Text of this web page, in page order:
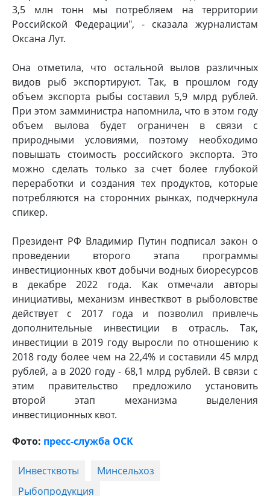
3,5 млн тонн мы потребляем на территории
Российской Федерации", - сказала журналистам
Оксана Лут.
Она отметила, что остальной вылов различных
видов рыб экспортируют. Так, в прошлом году
объем экспорта рыбы составил 5,9 млрд рублей.
При этом замминистра напомнила, что в этом году
объем вылова будет ограничен в связи с
природными условиями, поэтому необходимо
повышать стоимость российского экспорта. Это
можно сделать только за счет более глубокой
переработки и создания тех продуктов, которые
потребляются на сторонних рынках, подчеркнула
спикер.
Президент РФ Владимир Путин подписал закон о
проведении второго этапа программы
инвестиционных квот добычи водных биоресурсов
в декабре 2022 года. Как отмечали авторы
инициативы, механизм инвестквот в рыболовстве
действует с 2017 года и позволил привлечь
дополнительные инвестиции в отрасль. Так,
инвестиции в 2019 году выросли по отношению к
2018 году более чем на 22,4% и составили 45 млрд
рублей, а в 2020 году - 68,1 млрд рублей. В связи с
этим правительство предложило установить
второй этап механизма выделения
инвестиционных квот.
Фото: пресс-служба ОСК
Инвестквоты
Минсельхоз
Рыбопродукция